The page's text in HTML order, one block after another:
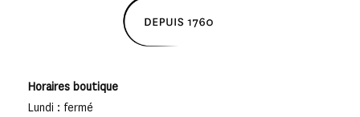
Horaires boutique
Lundi : fermé